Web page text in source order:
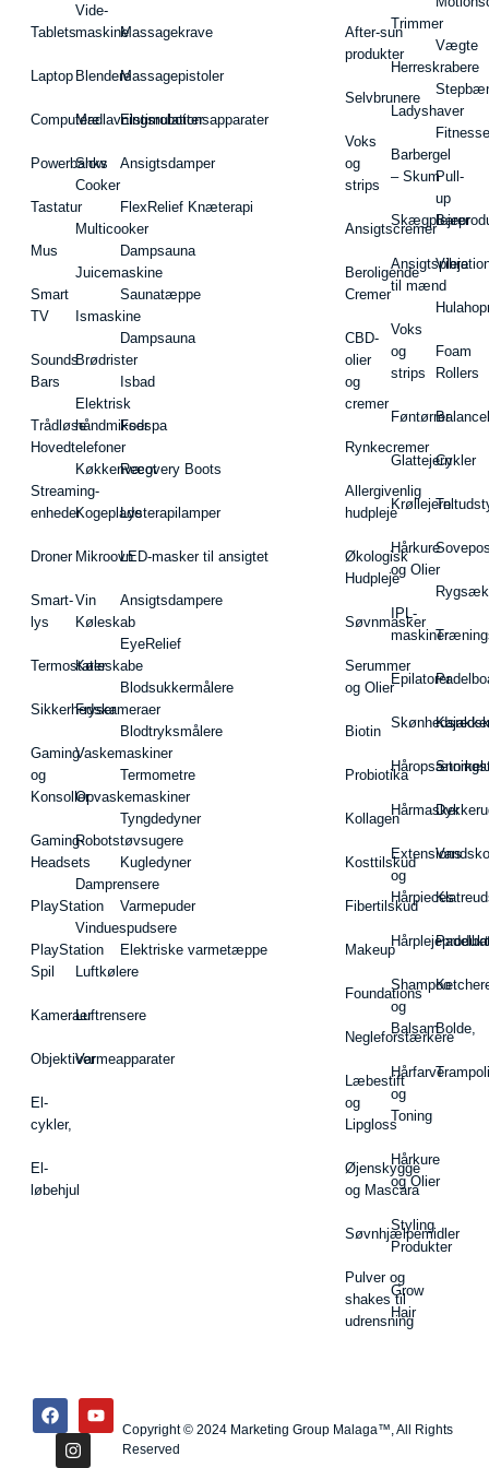
Tablets
Laptop
Computere
Powerbanks
Tastatur
Mus
Smart
TV
Sounds
Bars
Trådløse
Hovedtelefoner
Streaming-
enheder
Droner
Smart-
lys
Termostater
Sikkerhedskameraer
Gaming
og
Konsoller
Gaming-
Headsets
PlayStation
PlayStation
Spil
Kameraer
Objektiver
El-
cykler,
El-
løbehjul
Vide-
maskine
Blendere
Madlavningsrobotter
Slow
Cooker
Multicooker
Juicemaskine
Ismaskine
Brødrister
Elektrisk
håndmikser
Køkkenvægt
Kogeplade
Mikroovn
Vin
Køleskab
Køleskabe
Fryser
Vaskemaskiner
Opvaskemaskiner
Robotstøvsugere
Damprensere
Vinduespudsere
Luftkølere
Luftrensere
Varmeapparater
Massagekrave
Massagepistoler
Elstimulationsapparater
Ansigtsdamper
FlexRelief Knæterapi
Dampsauna
Saunatæppe
Dampsauna
Isbad
Fodspa
Recovery Boots
Lysterapilamper
LED-masker til ansigtet
Ansigtsdampere
EyeRelief
Blodsukkermålere
Blodtryksmålere
Termometre
Tyngdedyner
Kugledyner
Varmepuder
Elektriske varmetæppe
After-sun
produkter
Selvbrunere
Voks
og
strips
Ansigtscremer
Beroligende
Cremer
CBD-
olier
og
cremer
Rynkecremer
Allergivenlig
hudpleje
Økologisk
Hudpleje
Søvnmasker
Serummer
og Olier
Biotin
Probiotika
Kollagen
Kosttilskud
Fibertilskud
Makeup
Foundations
Negleforstærkere
Læbestift
og
Lipgloss
Øjenskygge
og Mascara
Søvnhjælpemidler
Pulver og
shakes til
udrensning
Trimmer
Herreskrabere
Ladyshaver
Barbergel
– Skum
Ansigtspleje
til mænd
Voks
og
strips
Føntørrer
Glattejern
Krøllejern
Hårkure
og Olier
IPL-
maskiner
Epilatorer
Hårmasker
Extensions
og
Hårpieces
Shampoo
og
Balsam
Hårfarve
og
Toning
Hårkure
og Olier
Styling
Produkter
Grow
Hair
Vægte
Pull-
up
Barer
Foam
Rollers
Cykler
Vandsko
Bolde,
Copyright © 2024 Marketing Group Malaga™, All Rights
Reserved